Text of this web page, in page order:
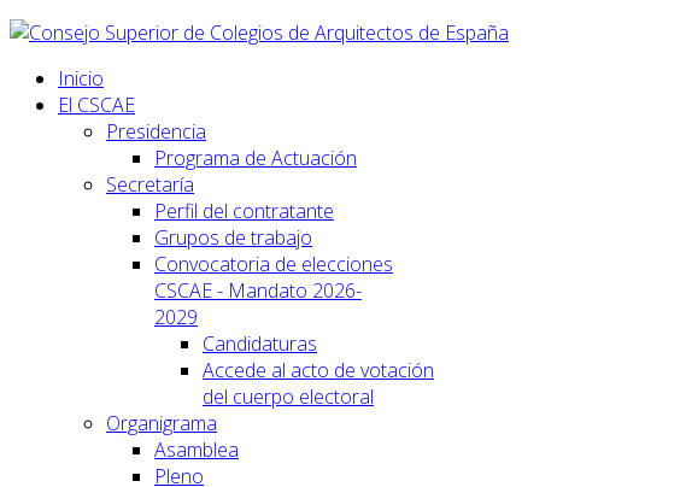
Inicio
El CSCAE
Presidencia
Programa de Actuación
Secretaría
Perfil del contratante
Grupos de trabajo
Convocatoria de elecciones
CSCAE - Mandato 2026-
2029
Candidaturas
Accede al acto de votación
del cuerpo electoral
Organigrama
Asamblea
Pleno